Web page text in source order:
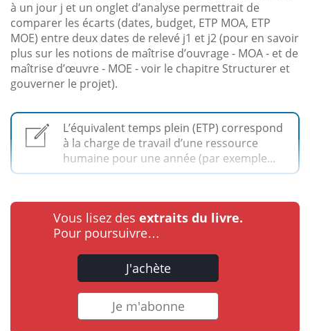
à un jour j et un onglet d’analyse permettrait de
comparer les écarts (dates, budget, ETP MOA, ETP
MOE) entre deux dates de relevé j1 et j2 (pour en savoir
plus sur les notions de maîtrise d’ouvrage - MOA - et de
maîtrise d’œuvre - MOE - voir le chapitre Structurer et
gouverner le projet).
L’équivalent temps plein (ETP) correspond
à la charge de travail d’une ressource
humaine pour une année (par exemple...
Vous lisez des extraits du livre.
Pour poursuivre…
J'achète
Je m'abonne